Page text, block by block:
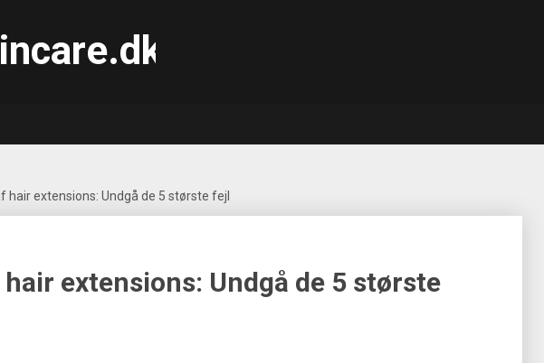
hair extensions: Undgå de 5 største fejl
hair extensions: Undgå de 5 største